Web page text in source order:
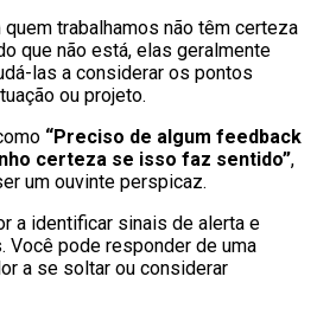
trabalhamos não têm certeza
que não está, elas geralmente
las a considerar os pontos
ou projeto.
“Preciso de algum feedback
certeza se isso faz sentido”,
um ouvinte perspicaz.
a identificar sinais de alerta e
Você pode responder de uma
a se soltar ou considerar